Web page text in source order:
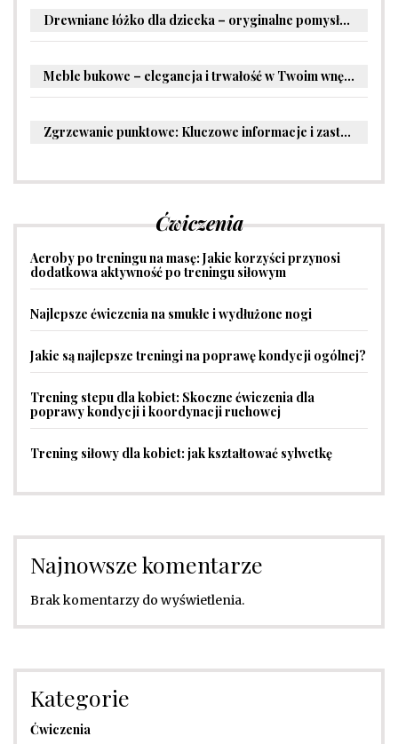
Drewniane łóżko dla dziecka – oryginalne pomysły na aranżację pokoju malucha
Meble bukowe – elegancja i trwałość w Twoim wnętrzu
Zgrzewanie punktowe: Kluczowe informacje i zastosowania w przemyśle
Ćwiczenia
Aeroby po treningu na masę: Jakie korzyści przynosi
dodatkowa aktywność po treningu siłowym
Najlepsze ćwiczenia na smukłe i wydłużone nogi
Jakie są najlepsze treningi na poprawę kondycji ogólnej?
Trening stepu dla kobiet: Skoczne ćwiczenia dla
poprawy kondycji i koordynacji ruchowej
Trening siłowy dla kobiet: jak kształtować sylwetkę
Najnowsze komentarze
Brak komentarzy do wyświetlenia.
Kategorie
Ćwiczenia